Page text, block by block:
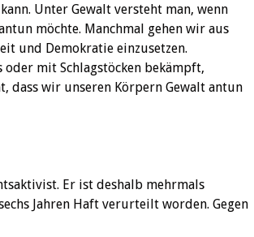
Unter Gewalt versteht man, wenn
möchte. Manchmal gehen wir aus
und Demokratie einzusetzen.
mit Schlagstöcken bekämpft,
dass wir unseren Körpern Gewalt antun
Er ist deshalb mehrmals
Jahren Haft verurteilt worden. Gegen